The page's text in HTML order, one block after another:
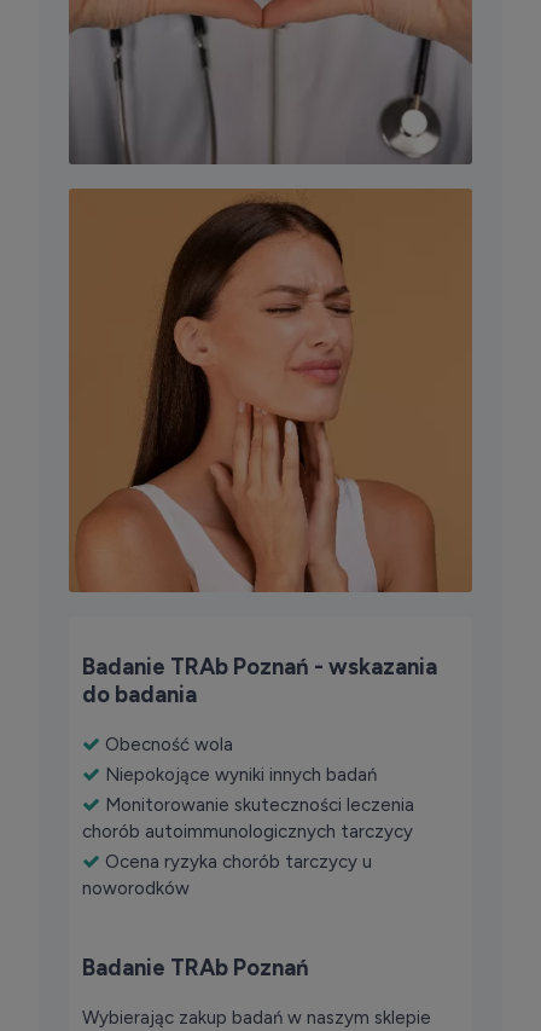
Badanie TRAb Poznań - wskazania
do badania
Obecność wola
Niepokojące wyniki innych badań
Monitorowanie skuteczności leczenia
chorób autoimmunologicznych tarczycy
Ocena ryzyka chorób tarczycy u
noworodków
Badanie TRAb Poznań
Wybierając zakup badań w naszym sklepie